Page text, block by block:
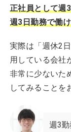
正社員として週
週3日勤務で働
実際は「週休2
用している会社
非常に少ないた
してみることを
週3